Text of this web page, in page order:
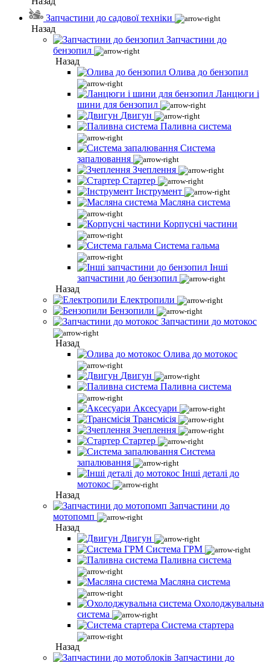
Запчастини до садової техніки
Назад
Запчастини до
бензопил
Назад
Олива до бензопил
Ланцюги і
шини для бензопил
Двигун
Паливна система
Система
запалювання
Зчеплення
Стартер
Інструмент
Масляна система
Корпусні частини
Система гальма
Інші
запчастини до бензопил
Назад
Електропили
Бензопили
Запчастини до мотокос
Назад
Олива до мотокос
Двигун
Паливна система
Аксесуари
Трансмісія
Зчеплення
Стартер
Система
запалювання
Інші деталі до
мотокос
Назад
Запчастини до
мотопомп
Назад
Двигун
Система ГРМ
Паливна система
Масляна система
Охолоджувальна
система
Система стартера
Назад
Запчастини до